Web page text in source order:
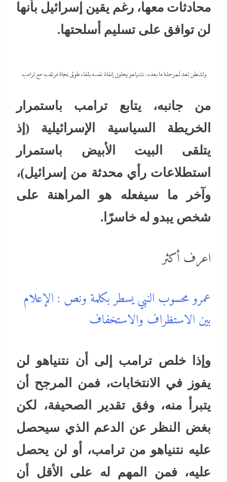
محادثات معها، رغم يقين إسرائيل بأنها
لن توافق على تسليم أسلحتها.
واشنطن تعد لمرحلة ما بعده : نتنياهو يحاول إنقاذ نفسه بلقاء طوق نجاة مرتقب مع ترامب
من جانبه، يتابع ترامب باستمرار
الخريطة السياسية الإسرائيلية (إذ
يتلقى البيت الأبيض باستمرار
استطلاعات رأي محدثة من إسرائيل)،
وآخر ما سيفعله هو المراهنة على
شخص يبدو له خاسرًا.
اعرف أكثر
عمرو محسوب النبي يسطر بكلمة ونص : الإعلام
بين الاستظراف والاستخفاف
وإذا خلص ترامب إلى أن نتنياهو لن
يفوز في الانتخابات، فمن المرجح أن
يتبرأ منه، وفق تقدير الصحيفة، لكن
بغض النظر عن الدعم الذي سيحصل
عليه نتنياهو من ترامب، أو لن يحصل
عليه، فمن المهم له على الأقل أن